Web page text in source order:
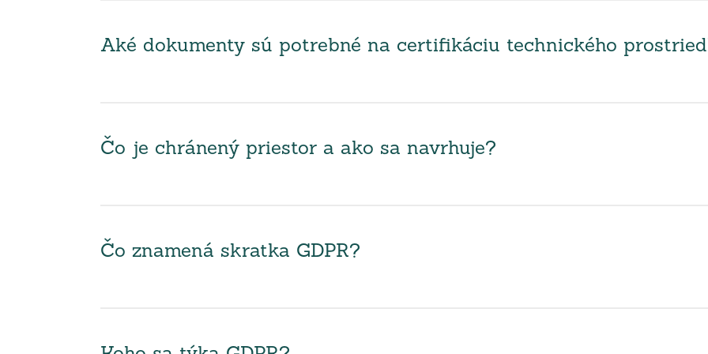
Aké dokumenty sú potrebné na certifikáciu technického
Čo je chránený priestor a ako sa navrhuje?
Čo znamená skratka GDPR?